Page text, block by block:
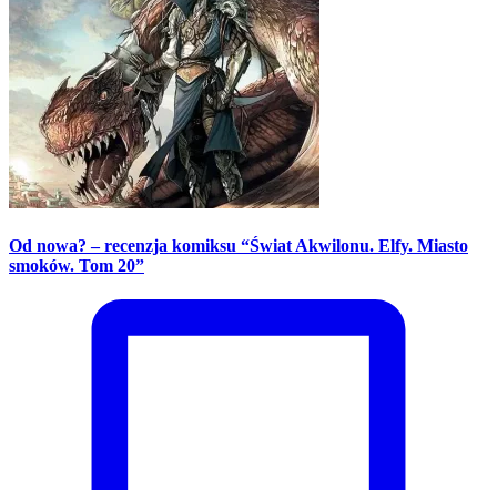
Od nowa? – recenzja komiksu “Świat Akwilonu. Elfy. Miasto
smoków. Tom 20”